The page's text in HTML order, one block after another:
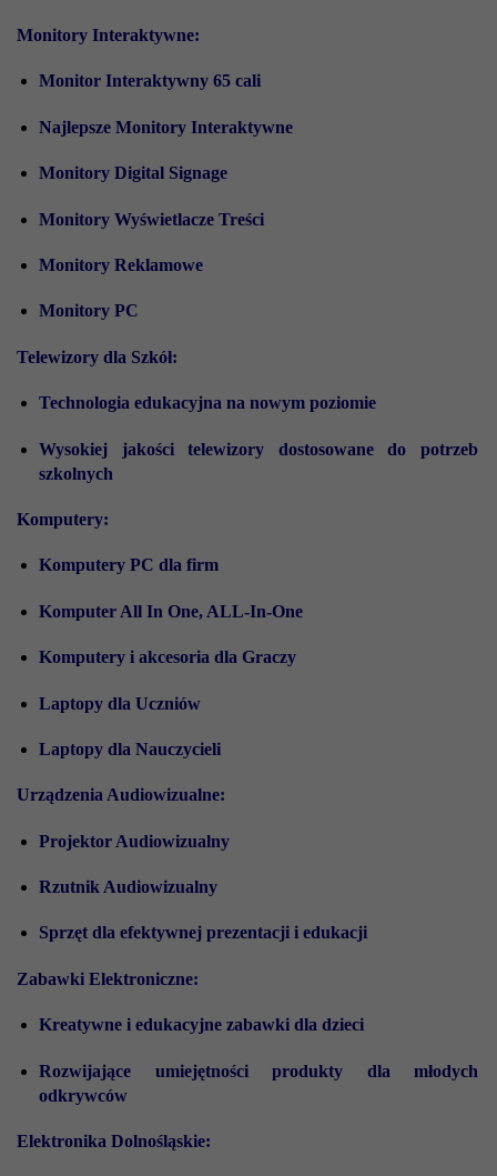
Monitory Interaktywne:
Monitor Interaktywny 65 cali
Najlepsze Monitory Interaktywne
Monitory Digital Signage
Monitory Wyświetlacze Treści
Monitory Reklamowe
Monitory PC
Telewizory dla Szkół:
Technologia edukacyjna na nowym poziomie
Wysokiej jakości telewizory dostosowane do potrzeb
szkolnych
Komputery:
Komputery PC dla firm
Komputer All In One, ALL-In-One
Komputery i akcesoria dla Graczy
Laptopy dla Uczniów
Laptopy dla Nauczycieli
Urządzenia Audiowizualne:
Projektor Audiowizualny
Rzutnik Audiowizualny
Sprzęt dla efektywnej prezentacji i edukacji
Zabawki Elektroniczne:
Kreatywne i edukacyjne zabawki dla dzieci
Rozwijające umiejętności produkty dla młodych
odkrywców
Elektronika Dolnośląskie: